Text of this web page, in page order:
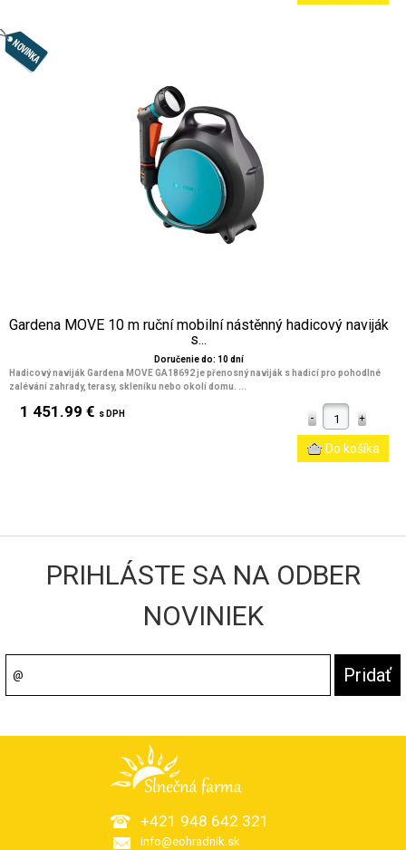
Gardena MOVE 10 m ruční mobilní nástěnný hadicový naviják
s...
Doručenie do: 10 dní
Hadicový naviják Gardena MOVE GA18692je přenosný naviják s hadicí pro pohodlné
zalévání zahrady, terasy, skleníku nebo okolí domu. ...
1 451.99 € s DPH
PRIHLÁSTE SA NA ODBER
NOVINIEK
+421 948 642 321
info@eohradnik.sk